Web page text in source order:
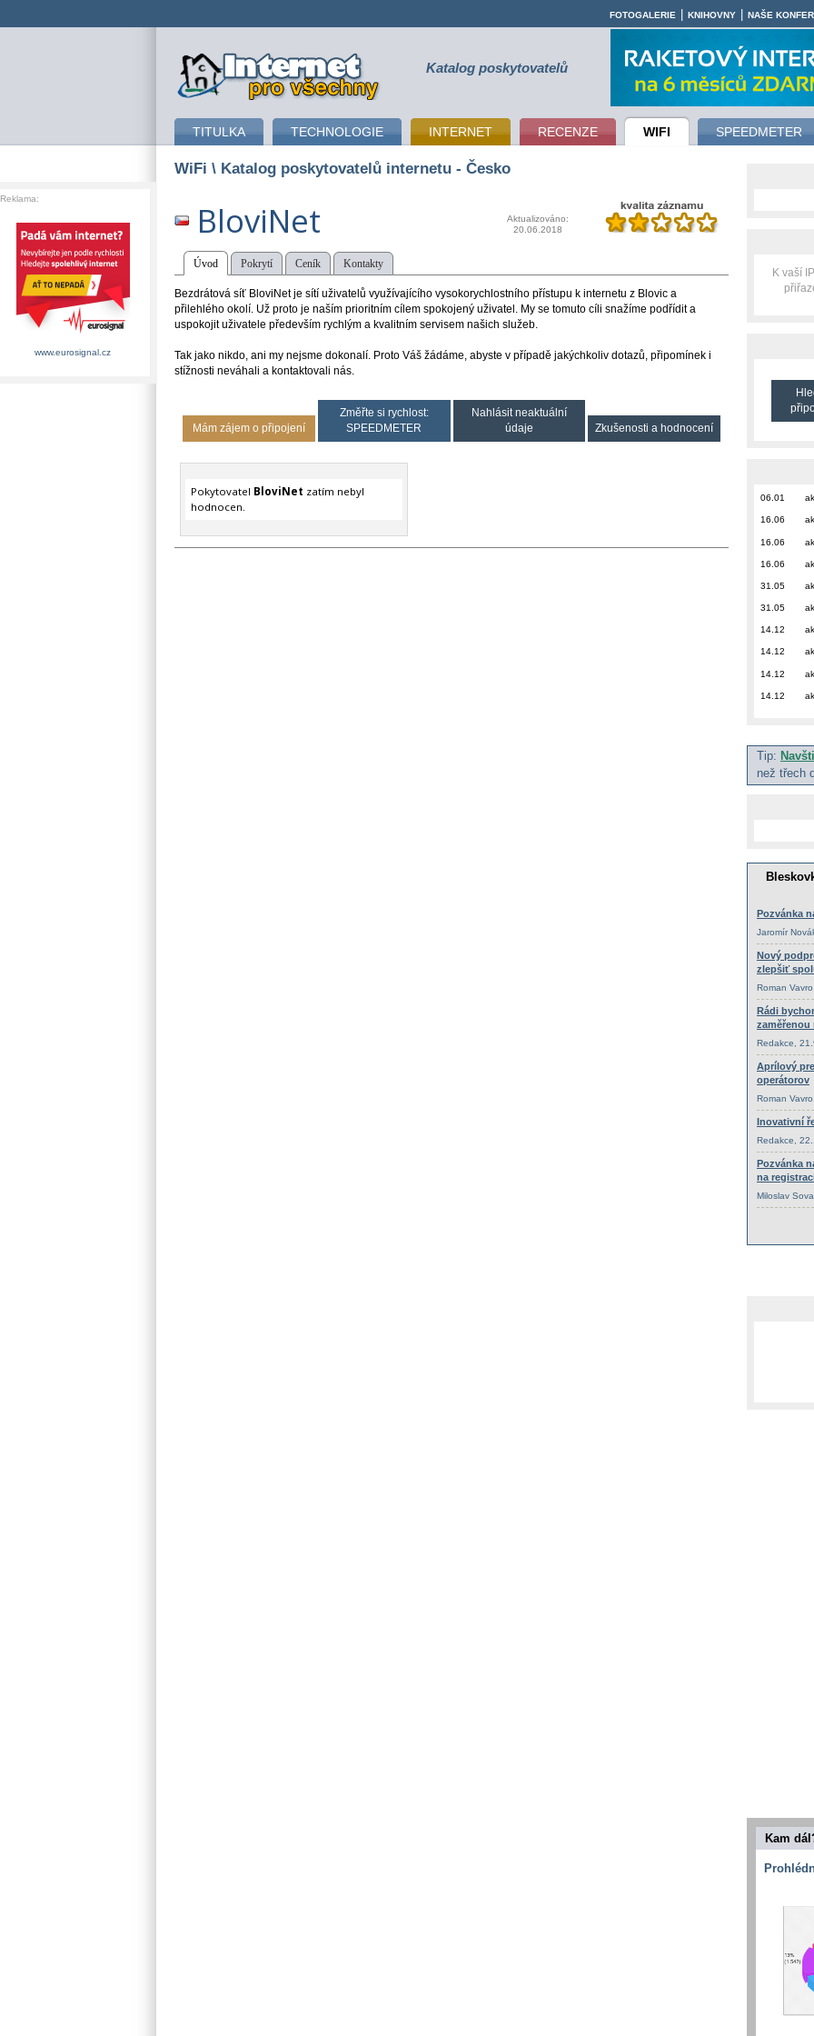
připojení k internetu Katalog poskytovatelů
TITULKA TECHNOLOGIE INTERNET RECENZE WIFI SPEEDMETER
FOTOGALERIE KNIHOVNY NAŠE
WiFi \ Katalog poskytovatelů internetu - Česko
BloviNet
Aktualizováno:
20.06.2018
Úvod Pokrytí Ceník Kontakty
Bezdrátová síť BloviNet je sítí uživatelů využívajícího vysokorychlostního přístupu k internetu z Blovic a
přilehlého okolí. Už proto je naším prioritním cílem spokojený uživatel. My se tomuto cíli snažíme podřídit a
uspokojit uživatele především rychlým a kvalitním servisem našich služeb.
Tak jako nikdo, ani my nejsme dokonalí. Proto Váš žádáme, abyste v případě jakýchkoliv dotazů, připomínek i
stížnosti neváhali a kontaktovali nás.
Mám zájem o připojení
Změřte si rychlost:
SPEEDMETER
Nahlásit neaktuální
údaje
Zkušenosti a hodnocení
Pokytovatel BloviNet zatím nebyl
hodnocen.
K vaší
06.01
16.06
16.06
16.06
31.05
31.05
14.12
14.12
14.12
14.12
Tip:
než třech
Kam
Reklama:
www.eurosignal.cz